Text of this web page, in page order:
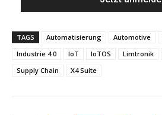
TAGS Automatisierung Automotive
Industrie 4.0
IoT IoTOS Limtronik
Supply Chain
X4 Suite